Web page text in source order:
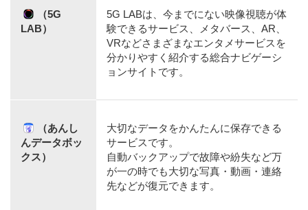
（5G
LAB）
5G LABは、今までにない映像視聴が体
験できるサービス、メタバース、AR、
VRなどさまざまなエンタメサービスを
分かりやすく紹介する総合ナビゲーシ
ョンサイトです。
（あんし
んデータボッ
クス）
大切なデータをかんたんに保存できる
サービスです。
自動バックアップで故障や紛失など万
が一の時でも大切な写真・動画・連絡
先などが復元できます。